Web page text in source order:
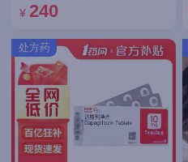
¥ 240
处方药